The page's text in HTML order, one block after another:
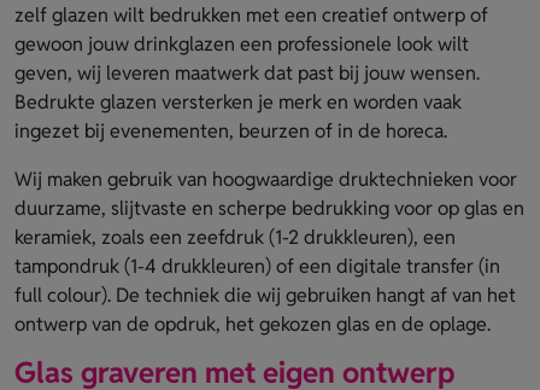
zelf glazen wilt bedrukken met een creatief ontwerp of
gewoon jouw drinkglazen een professionele look wilt
geven, wij leveren maatwerk dat past bij jouw wensen.
Bedrukte glazen versterken je merk en worden vaak
ingezet bij evenementen, beurzen of in de horeca.
Wij maken gebruik van hoogwaardige druktechnieken voor
duurzame, slijtvaste en scherpe bedrukking voor op glas en
keramiek, zoals een zeefdruk (1-2 drukkleuren), een
tampondruk (1-4 drukkleuren) of een digitale transfer (in
full colour). De techniek die wij gebruiken hangt af van het
ontwerp van de opdruk, het gekozen glas en de oplage.
Glas graveren met eigen ontwerp